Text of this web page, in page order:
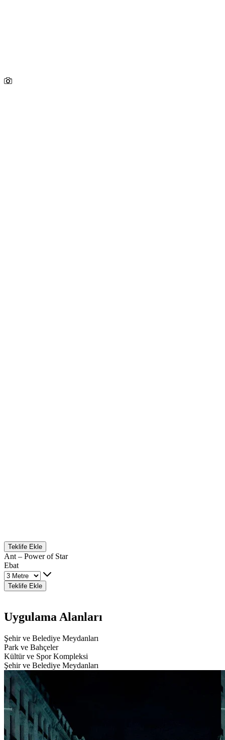
Teklife Ekle
Ant – Power of Star
Ebat
Teklife Ekle
Uygulama Alanları
Şehir ve Belediye Meydanları
Park ve Bahçeler
Kültür ve Spor Kompleksi
Şehir ve Belediye Meydanları